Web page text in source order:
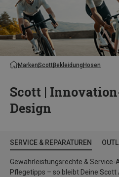
MarkenScottBekleidungHosen
Scott |
Design
SERVICE & REPARATUREN
Gewährleistungsrechte & Service-
Pflegetipps – so bleibt Deine